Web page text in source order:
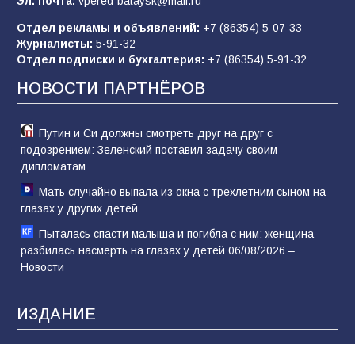
В России ответили на заявления Зеленского о
новой мобилизации
74 31.07.2026
Отдел рекламы и объявлений: +7 (86354) 5-07-33
Журналисты: 5-91-32
Отдел подписки и бухгалтерия: +7 (86354) 5-91-32
НОВОСТИ ПАРТНЁРОВ
Путин и Си должны смотреть друг на друг с
подозрением: Зеленский поставил задачу своим
дипломатам
Мать случайно выпала из окна с трехлетним сыном на
глазах у других детей
Пыталась спасти малыша и погибла с ним: женщина
разбилась насмерть на глазах у детей 06/08/2026 –
Новости
ИЗДАНИЕ